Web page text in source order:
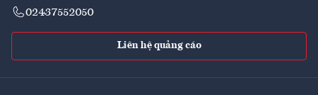
02437552050
Liên hệ quảng cáo